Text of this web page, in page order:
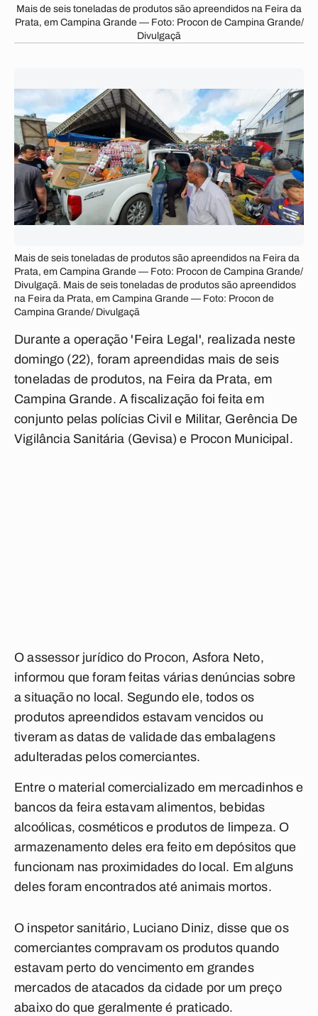
Mais de seis toneladas de produtos são apreendidos na Feira da
Prata, em Campina Grande — Foto: Procon de Campina Grande/
Divulgaçã
Mais de seis toneladas de produtos são apreendidos na Feira da
Prata, em Campina Grande — Foto: Procon de Campina Grande/
Divulgaçã. Mais de seis toneladas de produtos são apreendidos
na Feira da Prata, em Campina Grande — Foto: Procon de
Campina Grande/ Divulgaçã
Durante a operação 'Feira Legal', realizada neste
domingo (22), foram apreendidas mais de seis
toneladas de produtos, na Feira da Prata, em
Campina Grande. A fiscalização foi feita em
conjunto pelas polícias Civil e Militar, Gerência De
Vigilância Sanitária (Gevisa) e Procon Municipal.
O assessor jurídico do Procon, Asfora Neto,
informou que foram feitas várias denúncias sobre
a situação no local. Segundo ele, todos os
produtos apreendidos estavam vencidos ou
tiveram as datas de validade das embalagens
adulteradas pelos comerciantes.
Entre o material comercializado em mercadinhos e
bancos da feira estavam alimentos, bebidas
alcoólicas, cosméticos e produtos de limpeza. O
armazenamento deles era feito em depósitos que
funcionam nas proximidades do local. Em alguns
deles foram encontrados até animais mortos.
O inspetor sanitário, Luciano Diniz, disse que os
comerciantes compravam os produtos quando
estavam perto do vencimento em grandes
mercados de atacados da cidade por um preço
abaixo do que geralmente é praticado.